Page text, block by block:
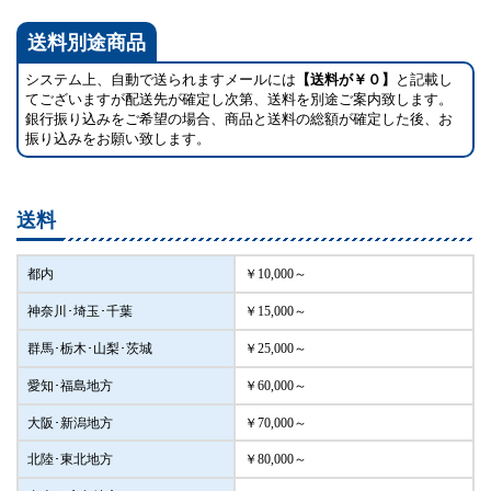
送料別途商品
システム上、自動で送られますメールには 【送料が￥０】
と記載し
てございますが配送先が確定し次第、送料を別途ご案内致します。
銀行振り込みをご希望の場合、商品と送料の総額が確定した後、お
振り込みをお願い致します。
送料
都内 ￥10,000～
神奈川･埼玉･千葉 ￥15,000～
群馬･栃木･山梨･茨城 ￥25,000～
愛知･福島地方 ￥60,000～
大阪･新潟地方 ￥70,000～
北陸･東北地方 ￥80,000～